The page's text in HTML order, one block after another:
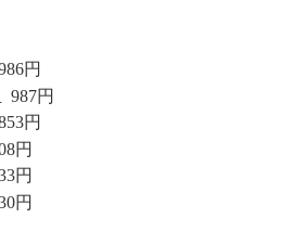
円
987円
円
円
円
円